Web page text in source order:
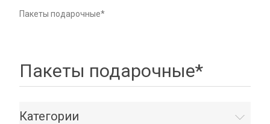
Пакеты подарочные*
Пакеты подарочные*
Категории